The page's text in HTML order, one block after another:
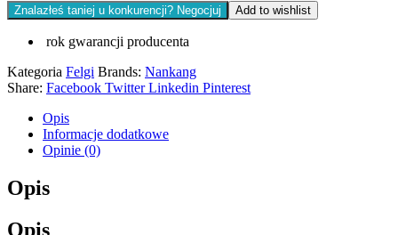
Znalazłeś taniej u konkurencji? Negocjuj Add to wishlist
rok gwarancji producenta
Kategoria Felgi Brands: Nankang
Share: Facebook Twitter Linkedin Pinterest
Opis
Informacje dodatkowe
Opinie (0)
Opis
Opis